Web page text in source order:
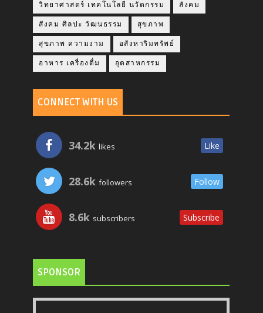
วิทยาศาสตร์ เทคโนโลยี นวัตกรรม สังคม
สังคม ศิลปะ วัฒนธรรม สุขภาพ
สุขภาพ ความงาม อสังหาริมทรัพย์
อาหาร เครื่องดื่ม อุตสาหกรรม
CONNECT WITH US
34.2k likes Like
28.6k followers Follow
8.6k subscribers Subscribe
SPONSOR